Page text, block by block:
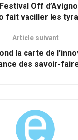
Off
fait vaciller les
Article suivant
la carte de
des savoir-